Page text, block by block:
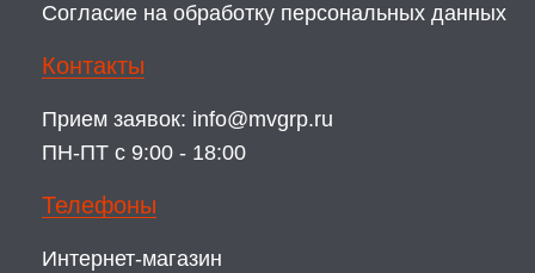
Согласие на обработку персональных данных
Контакты
Прием заявок: info@mvgrp.ru
ПН-ПТ с 9:00 - 18:00
Телефоны
Интернет-магазин